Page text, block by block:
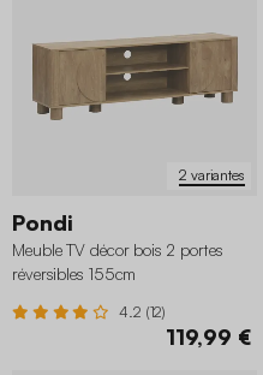
2 variantes
Pondi
Meuble TV décor bois 2 portes
réversibles 155cm
4.2 (12)
119,99 €